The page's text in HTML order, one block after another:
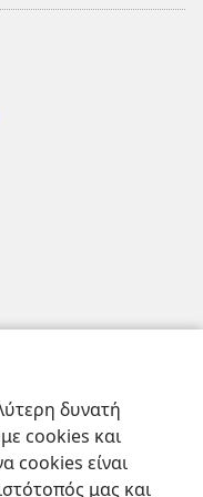
δυνατή
cookies και
cookies είναι
μας και
ΜΜΕ